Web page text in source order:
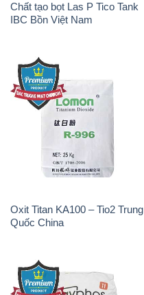
Chất tạo bọt Las P Tico Tank
IBC Bồn Việt Nam
Oxit Titan KA100 – Tio2 Trung
Quốc China